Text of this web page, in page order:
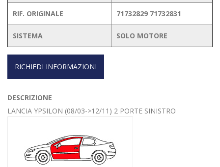
RIF. ORIGINALE 71732829 71732831
SISTEMA SOLO MOTORE
RICHIEDI INFORMAZIONI
DESCRIZIONE
LANCIA YPSILON (08/03->12/11) 2 PORTE SINISTRO